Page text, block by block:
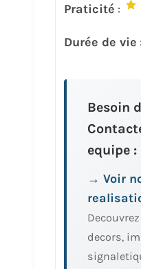
Praticité :
Durée de vie :
Besoin
equipe :
→ Voir
decors,